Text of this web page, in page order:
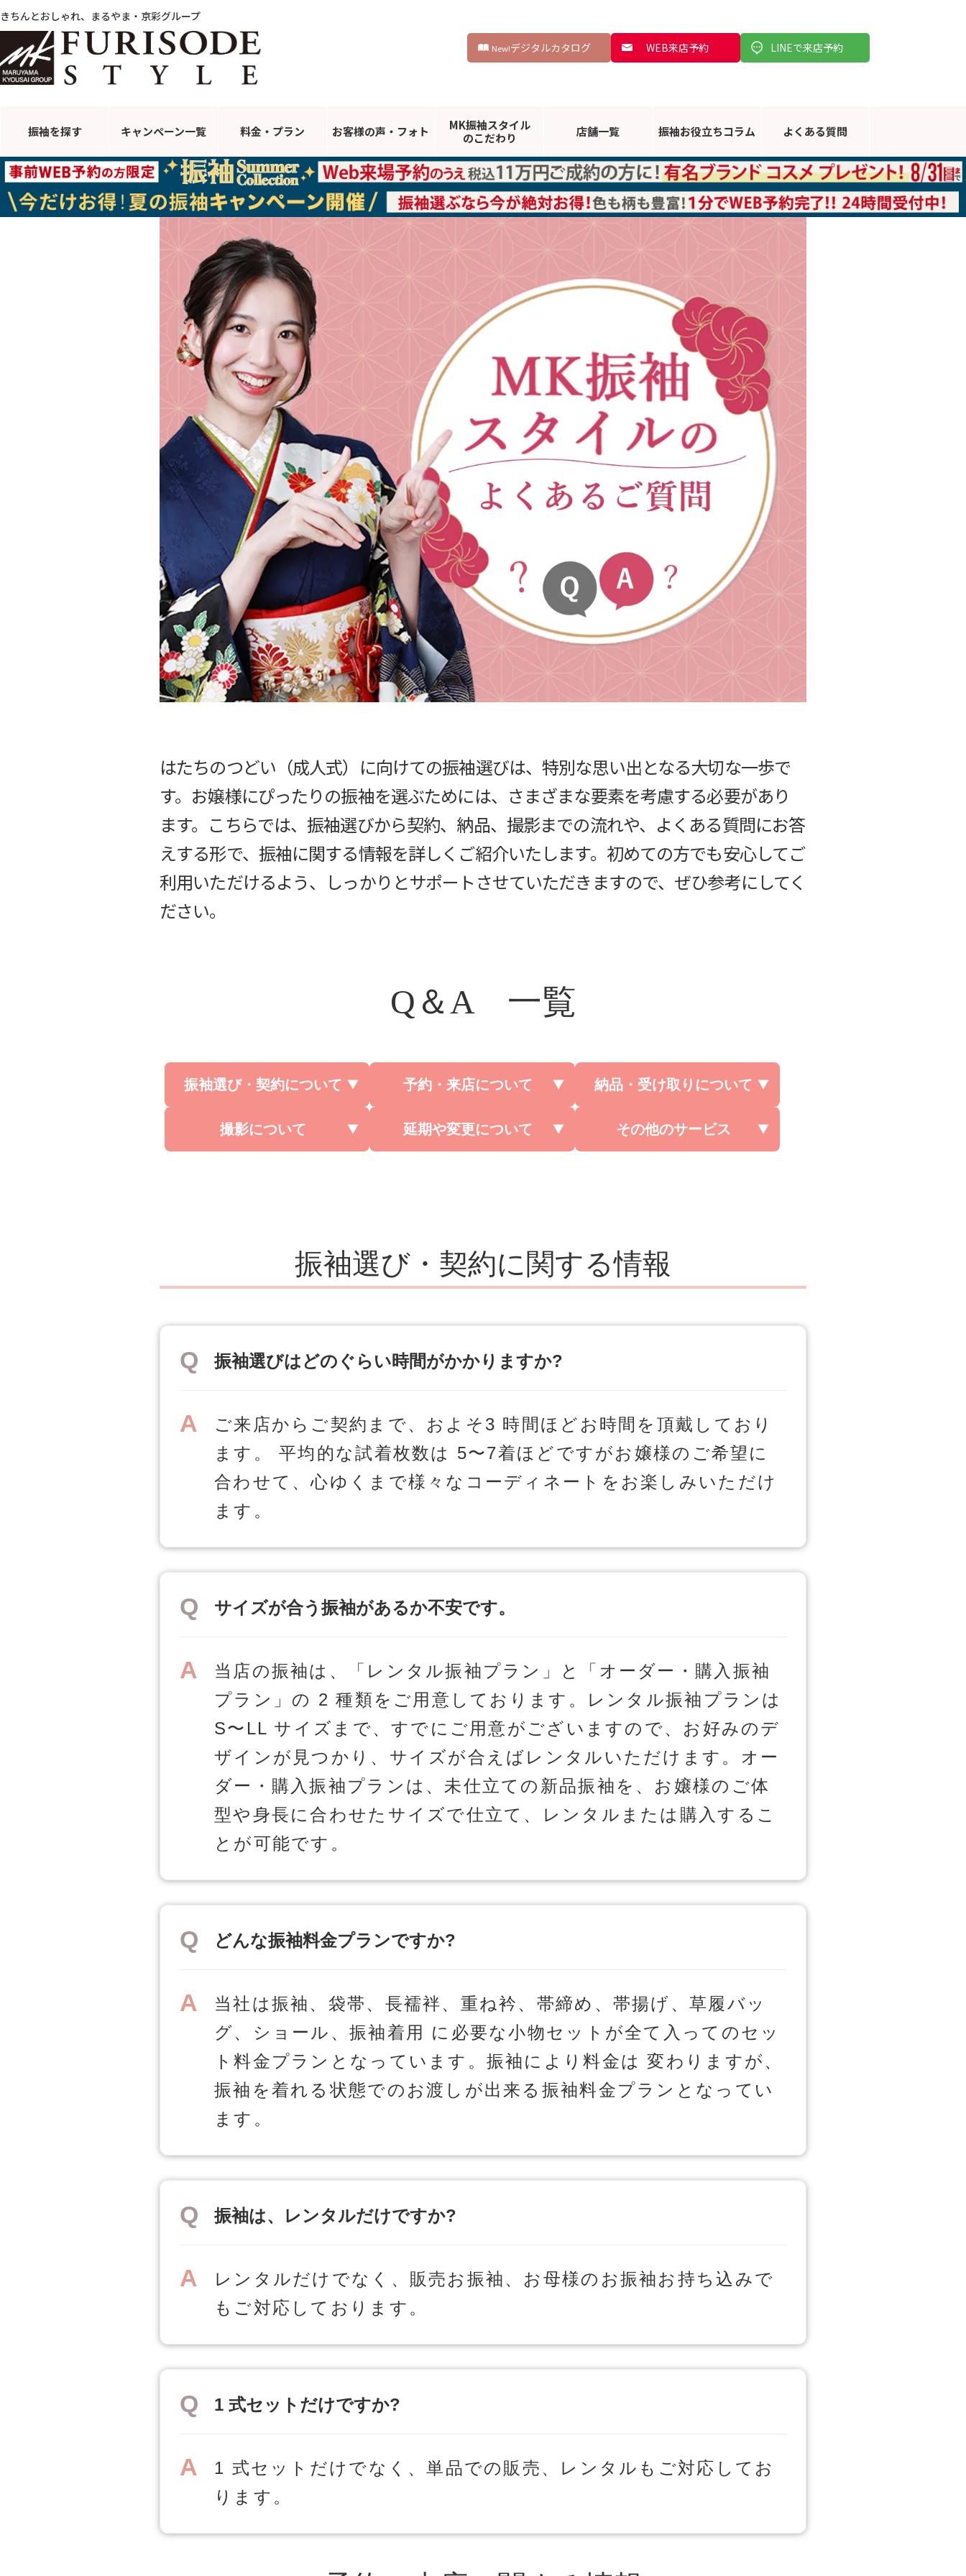
きちんとおしゃれ、まるやま・京彩グループ
New!デジタルカタログ WEB来店予約 LINEで来店予約
振袖を探す キャンペーン一覧 料金・プラン お客様の声・ フォト
MK振袖スタイル
のこだわり
店舗一覧 振袖お役立ちコラム よくある質問
はたちのつどい（成人式）に向けての振袖選びは、特別な思い出となる大切な一歩で
す。お嬢様にぴったりの振袖を選ぶためには、さまざまな要素を考慮する必要があり
ます。こちらでは、振袖選びから契約、納品、撮影までの流れや、よくある質問にお答
えする形で、振袖に関する情報を詳しくご紹介いたします。初めての方でも安心してご
利用いただけるよう、しっかりとサポートさせていただきますので、ぜひ参考にしてく
ださい。
Q＆A 一覧
振袖選び・契約について 予約・来店について 納品・受け取りについて
撮影について 延期や変更について その他のサービス
振袖選び・契約に関する情報
振袖選びはどのぐらい時間がかかりますか?
ご来店からご契約まで、およそ3 時間ほどお時間を頂戴しており
ます。 平均的な試着枚数は 5〜7着ほどですがお嬢様のご希望に
合わせて、心ゆくまで様々なコーディネートをお楽しみいただけ
ます。
サイズが合う振袖があるか不安です。
当店の振袖は、「レンタル振袖プラン」と「オーダー・購入振袖
プラン」の 2 種類をご用意しております。レンタル振袖プランは
S〜LL サイズまで、すでにご用意がございますので、お好みのデ
ザインが見つかり、サイズが合えばレンタルいただけます。オー
ダー・購入振袖プランは、未仕立ての新品振袖を、お嬢様のご体
型や身長に合わせたサイズで仕立て、レンタルまたは購入するこ
とが可能です。
どんな振袖料金プランですか?
当社は振袖、袋帯、長襦袢、重ね衿、帯締め、帯揚げ、草履バッ
グ、ショール、振袖着用 に必要な小物セットが全て入ってのセッ
ト料金プランとなっています。振袖により料金は 変わりますが、
振袖を着れる状態でのお渡しが出来る振袖料金プランとなってい
ます。
振袖は、レンタルだけですか?
レンタルだけでなく、販売お振袖、お母様のお振袖お持ち込みで
もご対応しております。
1 式セットだけですか?
1 式セットだけでなく、単品での販売、レンタルもご対応してお
ります。